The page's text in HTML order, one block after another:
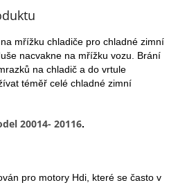
mřížku chladiče pro chladné zimní
nacvakne na mřížku vozu. Brání
na chladič a do vrtule
téměř celé chladné zimní
20014- 20116.
pro motory Hdi, které se často v